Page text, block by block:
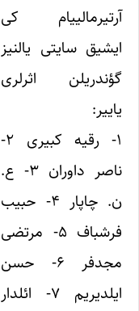
آرتیرمالییام کی
ایشیق سایتی یالنیز
گؤندریلن اثرلری
یاییر:
۱- رقیه کبیری ۲-
ناصر داوران ۳- ع.
ن. چاپار ۴- حبیب
فرشباف ۵- مرتضی
مجدفر ۶- حسن
ایلدیریم ۷- ائلدار